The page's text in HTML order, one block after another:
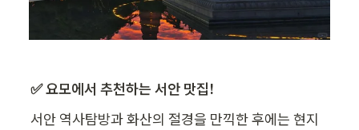
✅ 요모에서 추천하는 서안 맛집!
서안 역사탐방과 화산의 절경을 만끽한 후에는 현지